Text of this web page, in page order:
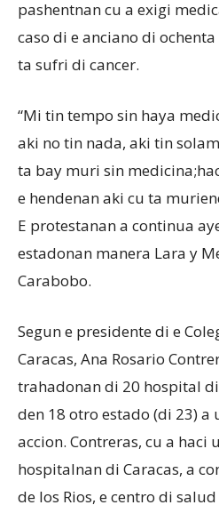
pashentnan cu a exigi
caso di e anciano di
ta sufri di cancer.
“Mi tin tempo sin haya
aki no tin nada, aki tin
ta bay muri sin
e hendenan aki cu ta
E protestanan a continua
estadonan manera Lara y
Carabobo.
Segun e presidente di e
Caracas, Ana Rosario
trahadonan di 20 hospital
den 18 otro estado (di 23) a
accion. Contreras, cu a haci
hospitalnan di Caracas, a
de los Rios, e centro di